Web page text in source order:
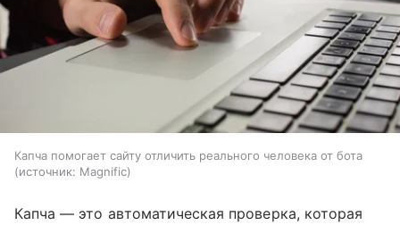
Капча помогает сайту отличить реального человека от бота
источник: Magnific
Капча — это автоматическая проверка, которая